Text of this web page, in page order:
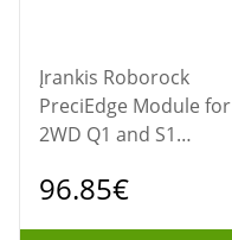
Įrankis Roborock
PreciEdge Module for
2WD Q1 and S1
96.85€